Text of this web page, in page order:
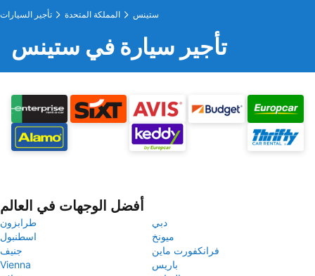
تأجير السيارات المملكة المتحدة ستينس
تأجير سيارة في ستينس
أفضل الوجهات في العالم
طرابزون
دبي
اسطنبول
ميونخ
جنيف
فرانكفورت ماين
Vienna
باريس